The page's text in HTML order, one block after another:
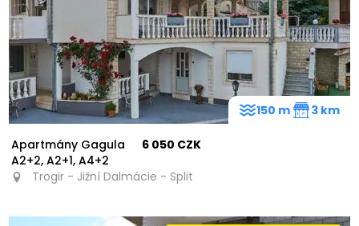
Apartmány Gagula
A2+2, A2+1, A4+2
6 050 CZK
Trogir - Jižní Dalmácie - Split
150 m 3 km